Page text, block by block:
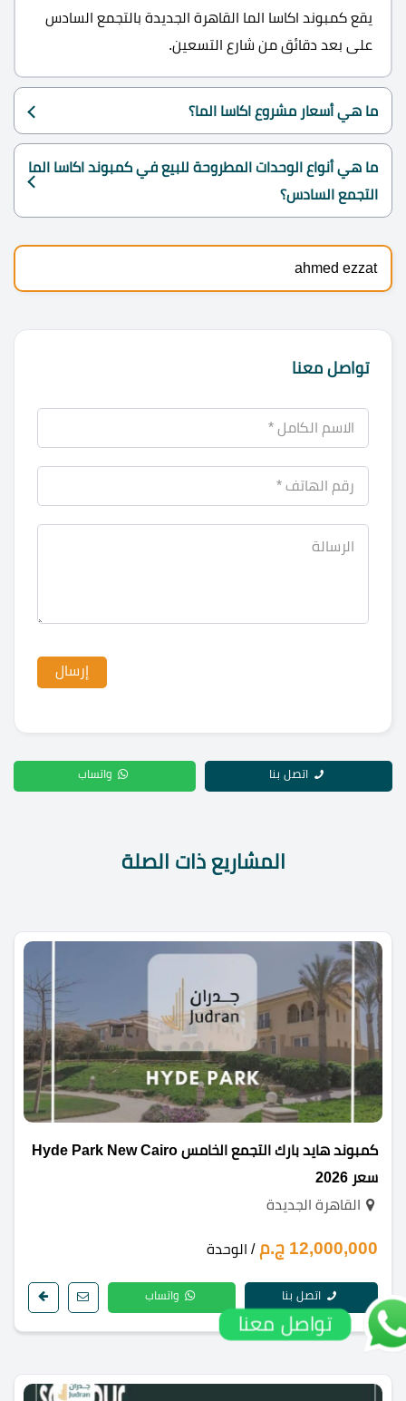
يقع كمبوند اكاسا الما القاهرة الجديدة بالتجمع السادس
على بعد دقائق من شارع التسعين.
ما هي أسعار مشروع اكاسا الما؟
ما هي أنواع الوحدات المطروحة للبيع في كمبوند اكاسا الما
التجمع السادس؟
ahmed ezzat
تواصل معنا
اتصل بنا واتساب
المشاريع ذات الصلة
كمبوند هايد بارك التجمع الخامس Hyde Park New Cairo
سعر 2026
القاهرة الجديدة
12,000,000 ج.م / الوحدة
اتصل بنا واتساب
تواصل معنا